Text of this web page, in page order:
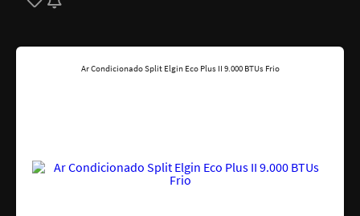
Ar Condicionado Split Elgin Eco Plus II 9.000 BTUs Frio